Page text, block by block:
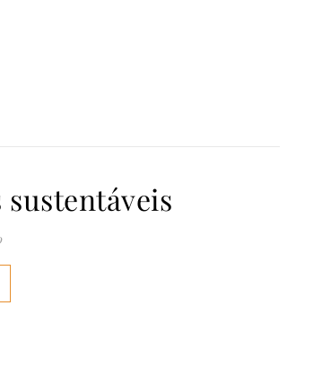
sustentáveis